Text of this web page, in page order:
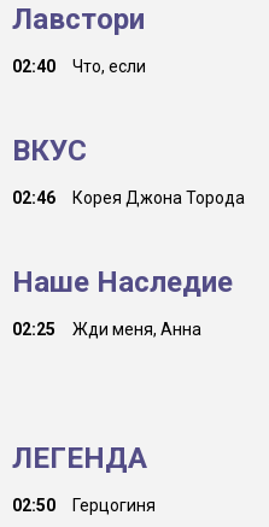
Лавстори
02:40 Что, если
ВКУС
02:46 Корея Джона Торода
Наше Наследие
02:25 Жди меня, Анна
ЛЕГЕНДА
02:50 Герцогиня